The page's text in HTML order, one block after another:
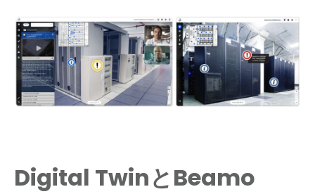
Digital TwinとBeamo